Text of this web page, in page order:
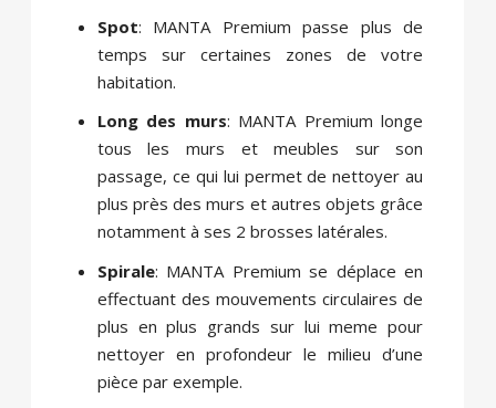
Spot: MANTA Premium passe plus de
temps sur certaines zones de votre
habitation.
Long des murs: MANTA Premium longe
tous les murs et meubles sur son
passage, ce qui lui permet de nettoyer au
plus près des murs et autres objets grâce
notamment à ses 2 brosses latérales.
Spirale: MANTA Premium se déplace en
effectuant des mouvements circulaires de
plus en plus grands sur lui meme pour
nettoyer en profondeur le milieu d’une
pièce par exemple.